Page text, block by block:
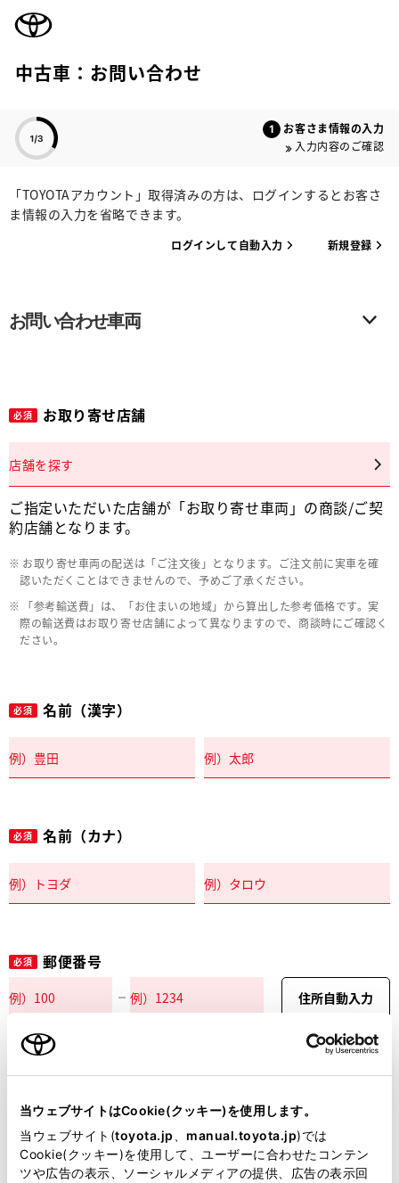
当ウェブサイトはCookie(クッキー)を使用します。
当ウェブサイト(toyota.jp manual.toyota.jp)では
Cookie(クッキー)を使用して、ユーザーに合わせたコンテン
ツや広告の表示、ソーシャルメディアの提供、広告の表示回
中古車：お問い合わせ
お客さま情報の入力
入力内容のご確認
「TOYOTAアカウント」取得済みの方は、ログインするとお客さ
ま情報の入力を省略できます。
ログインして自動入力 新規登録
お問い合わせ車両
必須 お取り寄せ店舗
店舗を探す
ご指定いただいた店舗が「お取り寄せ車両」の商談/ご契
約店舗となります。
お取り寄せ車両の配送は「ご注文後」となります。ご注文前に実車を確
認いただくことはできませんので、予めご了承ください。
「参考輸送費」は、「お住まいの地域」から算出した参考価格です。実
際の輸送費はお取り寄せ店舗によって異なりますので、商談時にご確認く
ださい。
必須 名前（漢字）
必須 名前（カナ）
必須 郵便番号
住所自動入力
必須 都道府県
必須